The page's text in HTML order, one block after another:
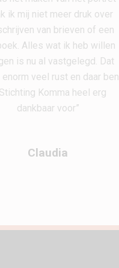
ik mij niet meer druk over
van brieven of een
Alles wat ik heb willen
is nu al vastgelegd. Dat
veel rust en daar ben
Komma heel erg
dankbaar voor”
Claudia